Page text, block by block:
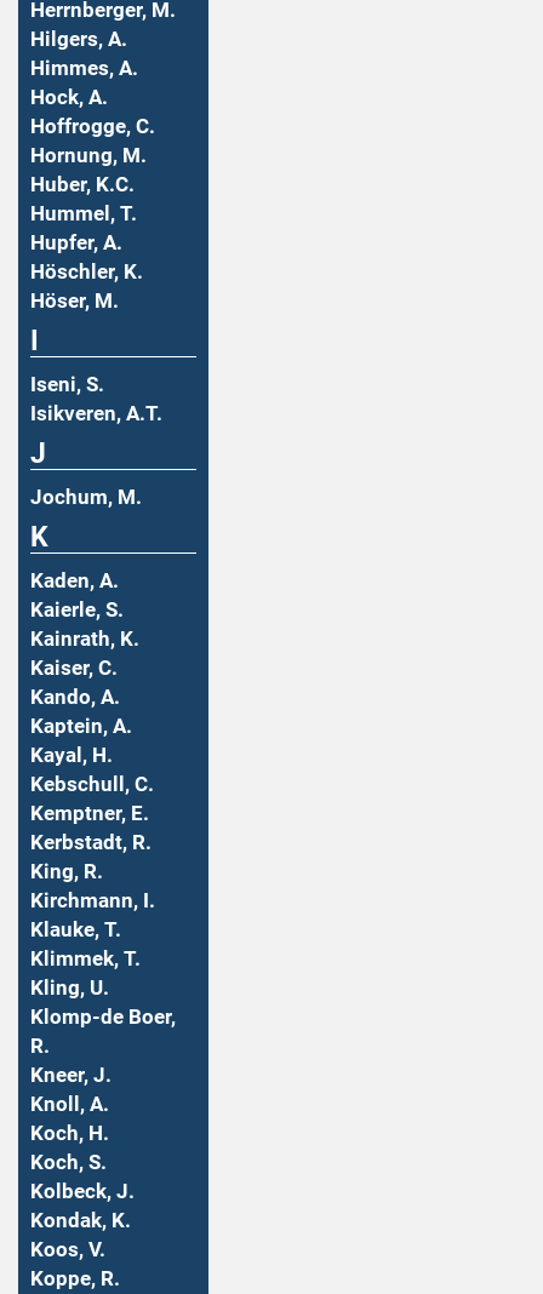
Herrnberger, M.
Hilgers, A.
Himmes, A.
Hock, A.
Hoffrogge, C.
Hornung, M.
Huber, K.C.
Hummel, T.
Hupfer, A.
Höschler, K.
Höser, M.
Iseni, S.
Isikveren, A.T.
J
Jochum, M.
K
Kaden, A.
Kaierle, S.
Kainrath, K.
Kaiser, C.
Kando, A.
Kaptein, A.
Kayal, H.
Kebschull, C.
Kemptner, E.
Kerbstadt, R.
King, R.
Kirchmann, I.
Klauke, T.
Klimmek, T.
Kling, U.
Klomp-de Boer,
R.
Kneer, J.
Knoll, A.
Koch, H.
Koch, S.
Kolbeck, J.
Kondak, K.
Koos, V.
Koppe, R.